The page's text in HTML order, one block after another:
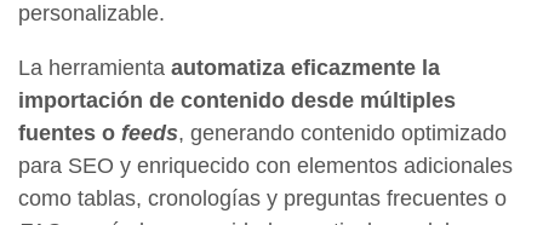
personalizable.
La herramienta automatiza eficazmente la
importación de contenido desde múltiples
fuentes o feeds, generando contenido optimizado
para SEO y enriquecido con elementos adicionales
como tablas, cronologías y preguntas frecuentes o